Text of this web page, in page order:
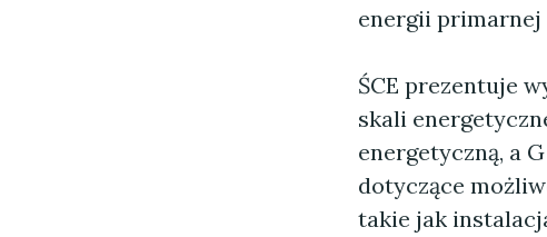
energii primarnej
ŚCE prezentuje
skali
energetyczną, a
dotyczące
takie jak